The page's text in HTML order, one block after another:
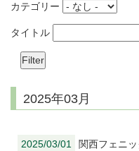
カテゴリー
タイトル
2025年03月
2025/03/01 関西フェニ